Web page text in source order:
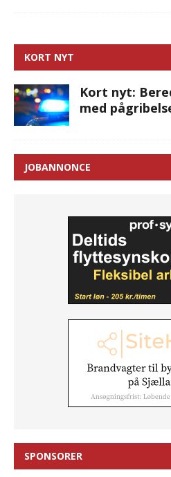
KORT NYT
Kort nyt:
med
JOBANNONCE
SPONSORER